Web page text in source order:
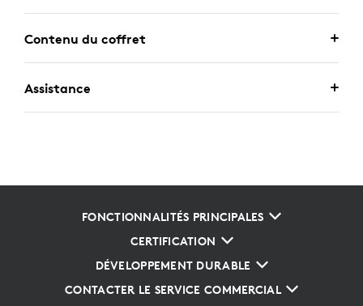
Contenu du coffret
Assistance
FONCTIONNALITÉS PRINCIPALES
CERTIFICATION
DÉVELOPPEMENT DURABLE
CONTACTER LE SERVICE COMMERCIAL